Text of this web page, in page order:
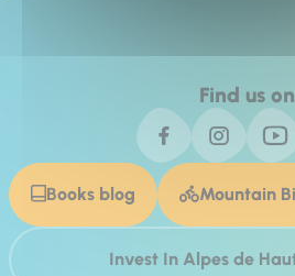
Find us on
Books blog Mountain
Invest In Alpes de